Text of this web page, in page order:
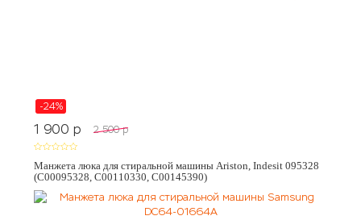
-24%
1 900 p 2 500 p
Манжета люка для стиральной машины Ariston, Indesit 095328
(C00095328, C00110330, C00145390)